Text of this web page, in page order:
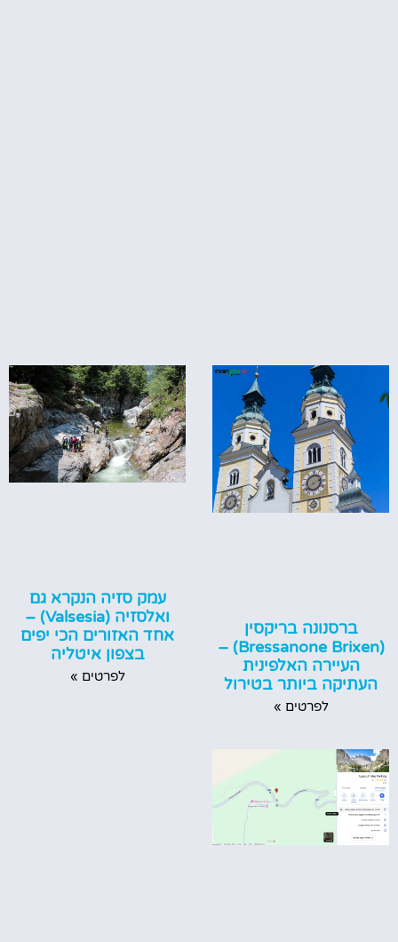
ברסנונה בריקסין
(Bressanone Brixen) –
העיירה האלפינית
העתיקה ביותר בטירול
לפרטים »
עמק סזיה הנקרא גם
ואלסזיה (Valsesia) –
אחד האזורים הכי יפים
בצפון איטליה
לפרטים »